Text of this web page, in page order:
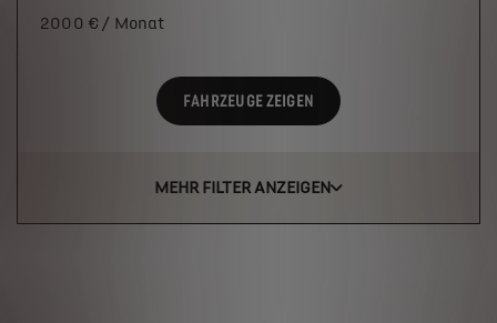
2000 € / Monat
FAHRZEUGE ZEIGEN
MEHR FILTER ANZEIGEN